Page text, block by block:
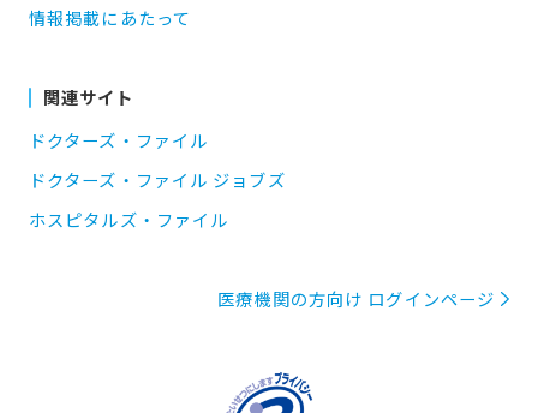
情報掲載にあたって
関連サイト
ドクターズ・ファイル
ドクターズ・ファイル ジョブズ
ホスピタルズ・ファイル
医療機関の方向け ログインページ